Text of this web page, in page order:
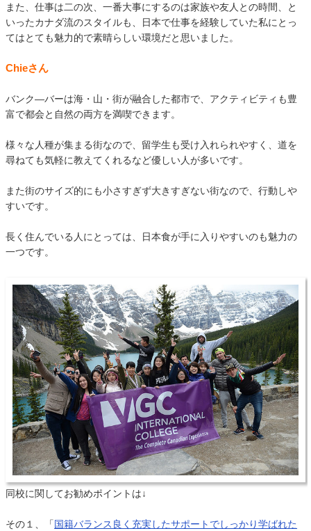
また、仕事は二の次、一番大事にするのは家族や友人との時間、と
いったカナダ流のスタイルも、日本で仕事を経験していた私にとっ
てはとても魅力的で素晴らしい環境だと思いました。
Chieさん
バンク―バーは海・山・街が融合した都市で、アクティビティも豊
富で都会と自然の両方を満喫できます。
様々な人種が集まる街なので、留学生も受け入れられやすく、道を
尋ねても気軽に教えてくれるなど優しい人が多いです。
また街のサイズ的にも小さすぎず大きすぎない街なので、行動しや
すいです。
長く住んでいる人にとっては、日本食が手に入りやすいのも魅力の
一つです。
同校に関してお勧めポイントは↓
その１、「 国籍バランス良く充実したサポートでしっかり学ばれた